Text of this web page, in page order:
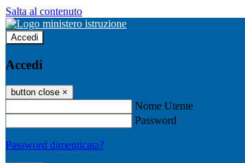
Salta al contenuto
Accedi
Accedi
button close ×
Nome Utente
Password
Password dimenticata?